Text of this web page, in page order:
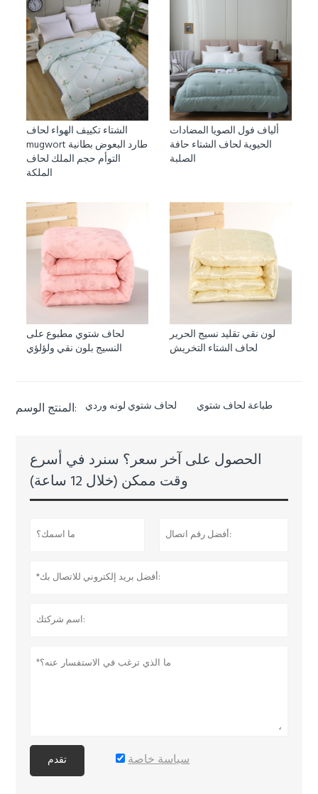
الشتاء تكييف الهواء لحاف
mugwort طارد البعوض بطانية
التوأم حجم الملك لحاف
الملكة
ألياف فول الصويا المضادات
الحيوية لحاف الشتاء حافة
الصلبة
لحاف شتوي مطبوع على
النسيج بلون نقي ولؤلؤي
لون نقي تقليد نسيج الحرير
لحاف الشتاء التخريش
المنتج الوسم: لحاف شتوي لونه وردي طباعة لحاف شتوي
الحصول على آخر سعر؟ سنرد في أسرع
وقت ممكن (خلال 12 ساعة)
تقدم سياسة خاصة